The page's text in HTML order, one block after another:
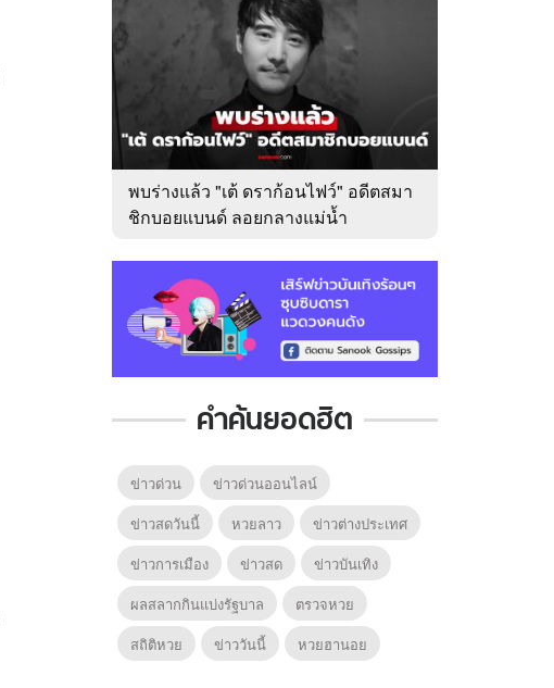
พบร่างแล้ว "เต้ ดราก้อนไฟว์" อดีตสมา
ชิกบอยแบนด์ ลอยกลางแม่น้ำ
คำค้นยอดฮิต
ข่าวด่วน
ข่าวด่วนออนไลน์
ข่าวสดวันนี้
หวยลาว
ข่าวต่างประเทศ
ข่าวการเมือง
ข่าวสด
ข่าวบันเทิง
ผลสลากกินแบ่งรัฐบาล
ตรวจหวย
สถิติหวย
ข่าววันนี้ หวยฮานอย